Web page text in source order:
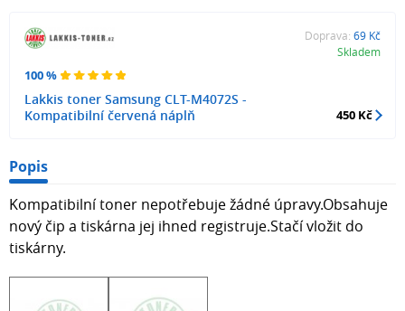
100 %
Lakkis toner Samsung CLT-M4072S -
Kompatibilní červená náplň
Doprava: 69 Kč
Skladem
450 Kč
Popis
Kompatibilní toner nepotřebuje žádné úpravy.Obsahuje
nový čip a tiskárna jej ihned registruje.Stačí vložit do
tiskárny.